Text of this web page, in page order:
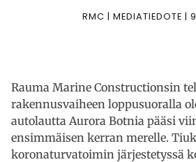
RMC | MEDIATIEDOTE |
Rauma Marine Constructionsin
rakennusvaiheen loppusuoralla
autolautta Aurora Botnia pääsi
ensimmäisen kerran merelle.
koronaturvatoimin järjestetyssä